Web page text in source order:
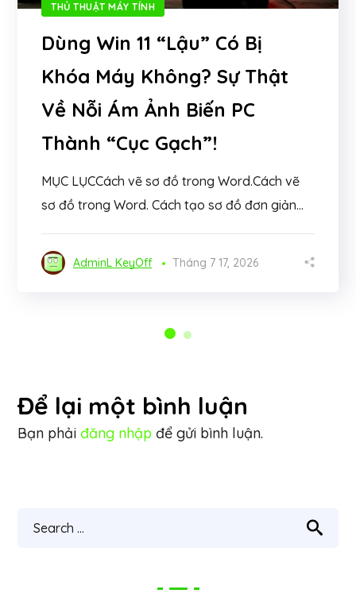
THỦ THUẬT MÁY TÍNH
Dùng Win 11 “Lậu” Có Bị
Khóa Máy Không? Sự Thật
Về Nỗi Ám Ảnh Biến PC
Thành “Cục Gạch”!
MỤC LỤCCách vẽ sơ đồ trong Word.Cách vẽ
sơ đồ trong Word. Cách tạo sơ đồ đơn giản...
AdminL KeyOff Tháng 7 17, 2026
Để lại một bình luận
Bạn phảiđăng nhập để gửi bình luận.